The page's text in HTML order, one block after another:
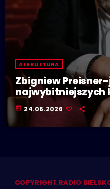
ALE KULTURA
Zbigniew
najwybitniejszych
muzyki filmowej
pomysłodawca
Competition
today 24.06.2026
COPYRIGHT RADIO